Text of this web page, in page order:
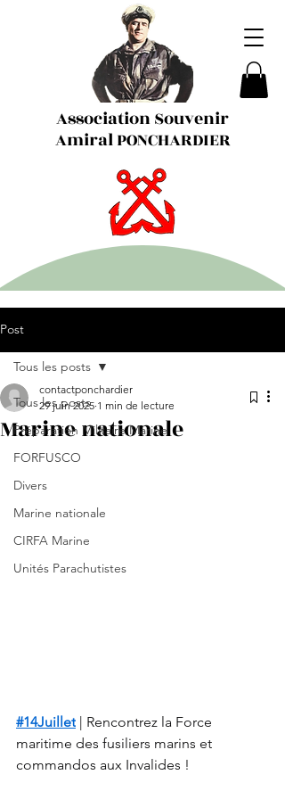
Association Souvenir
Amiral PONCHARDIER
Post
Tous les posts
Préparation Militaire Marine
FORFUSCO
Divers
Marine nationale
CIRFA Marine
Unités Parachutistes
Tous les posts
Marine nationale
contactponchardier
29 juin 2025 1 min de lecture
#14Juillet | Rencontrez la Force
maritime des fusiliers marins et
commandos aux Invalides !